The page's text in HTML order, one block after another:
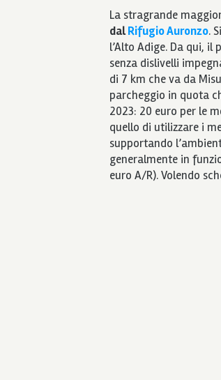
La stragrande
dalRifugio Auronzo.
l’Alto Adige. Da qui,
senza dislivelli
di 7 km che va da
parcheggio in quota
2023: 20 euro per le
quello di utilizzare i
supportando
generalmente in
euro A/R). Volendo